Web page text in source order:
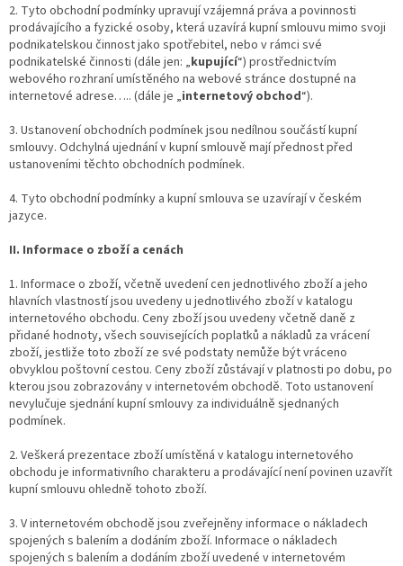
2. Tyto obchodní podmínky upravují vzájemná práva a povinnosti
prodávajícího a fyzické osoby, která uzavírá kupní smlouvu mimo svoji
podnikatelskou činnost jako spotřebitel, nebo v rámci své
podnikatelské činnosti (dále jen: „kupující“) prostřednictvím
webového rozhraní umístěného na webové stránce dostupné na
internetové adrese….. (dále je „internetový obchod“).
3. Ustanovení obchodních podmínek jsou nedílnou součástí kupní
smlouvy. Odchylná ujednání v kupní smlouvě mají přednost před
ustanoveními těchto obchodních podmínek.
4. Tyto obchodní podmínky a kupní smlouva se uzavírají v českém
jazyce.
II. Informace o zboží a cenách
1. Informace o zboží, včetně uvedení cen jednotlivého zboží a jeho
hlavních vlastností jsou uvedeny u jednotlivého zboží v katalogu
internetového obchodu. Ceny zboží jsou uvedeny včetně daně z
přidané hodnoty, všech souvisejících poplatků a nákladů za vrácení
zboží, jestliže toto zboží ze své podstaty nemůže být vráceno
obvyklou poštovní cestou. Ceny zboží zůstávají v platnosti po dobu, po
kterou jsou zobrazovány v internetovém obchodě. Toto ustanovení
nevylučuje sjednání kupní smlouvy za individuálně sjednaných
podmínek.
2. Veškerá prezentace zboží umístěná v katalogu internetového
obchodu je informativního charakteru a prodávající není povinen uzavřít
kupní smlouvu ohledně tohoto zboží.
3. V internetovém obchodě jsou zveřejněny informace o nákladech
spojených s balením a dodáním zboží. Informace o nákladech
spojených s balením a dodáním zboží uvedené v internetovém